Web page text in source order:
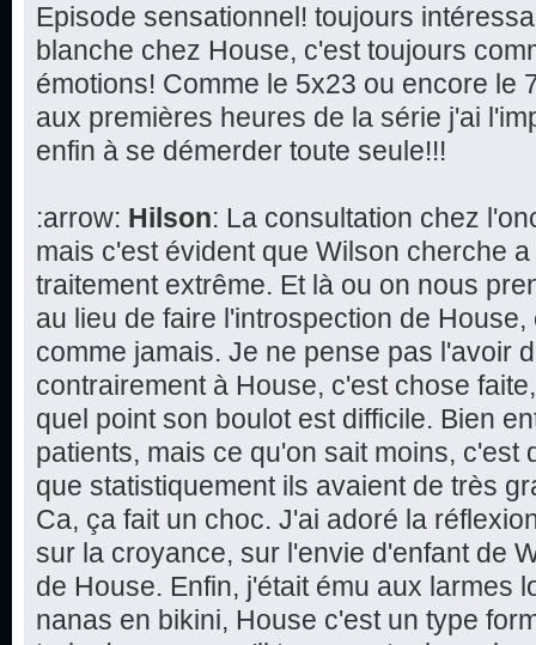
Episode sensationnel! toujours
blanche chez House, c'est toujours
émotions! Comme le 5x23 ou encore le
aux premières heures de la série j'ai
enfin à se démerder toute seule!!!
:arrow: Hilson: La consultation chez
mais c'est évident que Wilson cherche
traitement extrême. Et là ou on nous
au lieu de faire l'introspection de
comme jamais. Je ne pense pas l'avoir
contrairement à House, c'est chose
quel point son boulot est difficile. Bien
patients, mais ce qu'on sait moins, c'est
que statistiquement ils avaient de très
Ca, ça fait un choc. J'ai adoré la
sur la croyance, sur l'envie d'enfant de
de House. Enfin, j'était ému aux larmes
nanas en bikini, House c'est un type